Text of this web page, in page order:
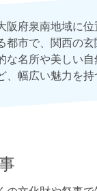
阪府泉南地域に
都市で、関西の
な名所や美しい
、幅広い魅力を持